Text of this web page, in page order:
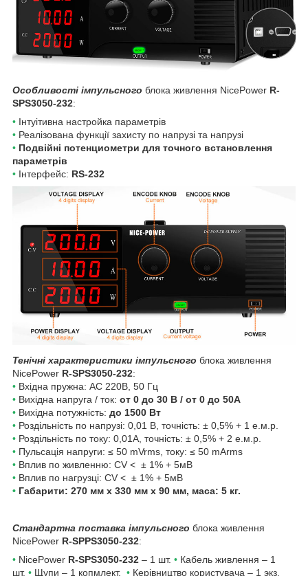
Особливості імпульсного блока живлення NicePower R-
SPS3050-232:
• Інтуітивна настройка параметрів
• Реалізована функції захисту по напрузі та напрузі
• Подвійні потенциометри для точного встановлення
параметрів
• Інтерфейс: RS-232
Тенічні характеристики імпульсного блока живлення
NicePower R-SPS3050-232:
• Вхідна пружна: AC 220B, 50 Гц
• Вихідна напруга / ток: от 0 до 30 В / от 0 до 50A
• Вихідна потужність: до 1500 Вт
• Роздільність по напрузі: 0,01 В, точність: ± 0,5% + 1 е.м.р.
• Роздільність по току: 0,01А, точність: ± 0,5% + 2 е.м.р.
• Пульсація напруги: ≤ 50 mVrms, току: ≤ 50 mArms
• Вплив по живленню: CV < ± 1% + 5мВ
• Вплив по нагрузці: CV < ± 1% + 5мВ
• Габарити: 270 мм х 330 мм х 90 мм, маса: 5 кг.
Стандартна поставка імпульсного блока живлення
NicePower R-SPPS3050-232:
• NicePower R-SPS3050-232 – 1 шт. • Кабель живлення – 1
шт. • Щупи – 1 копмлект. • Керівництво користувача – 1 экз.